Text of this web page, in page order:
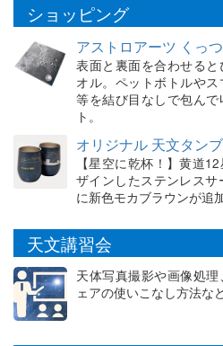
ショッピング
アストロアーツ くっ
表面と裏面を合わせる
オル。ペットボトルや
等を結び目なしで包ん
ト。
オリジナル 天文タン
【星空に乾杯！】黄道
ザインしたステンレス
に新色モカブラウンが追加
天文講習会
天体写真撮影や画像処
ェアの使いこなし方法な